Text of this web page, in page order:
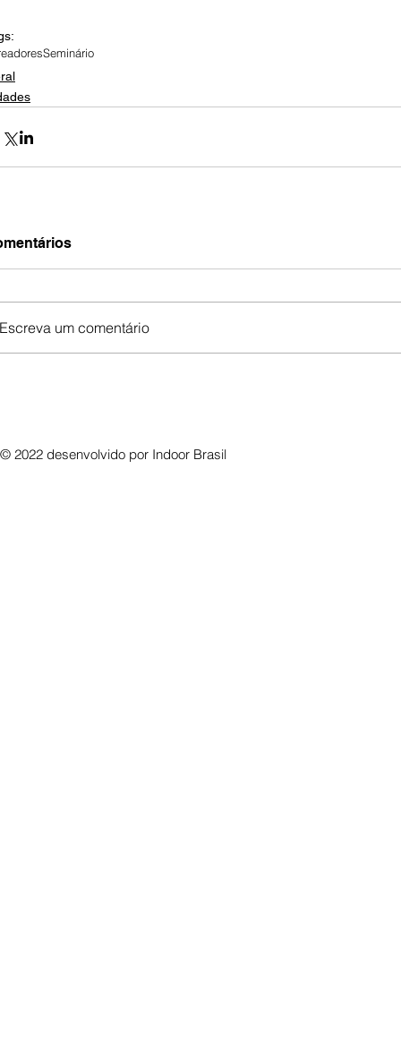
Seminário
Escreva um comentário
© 2022 desenvolvido por Indoor Brasil